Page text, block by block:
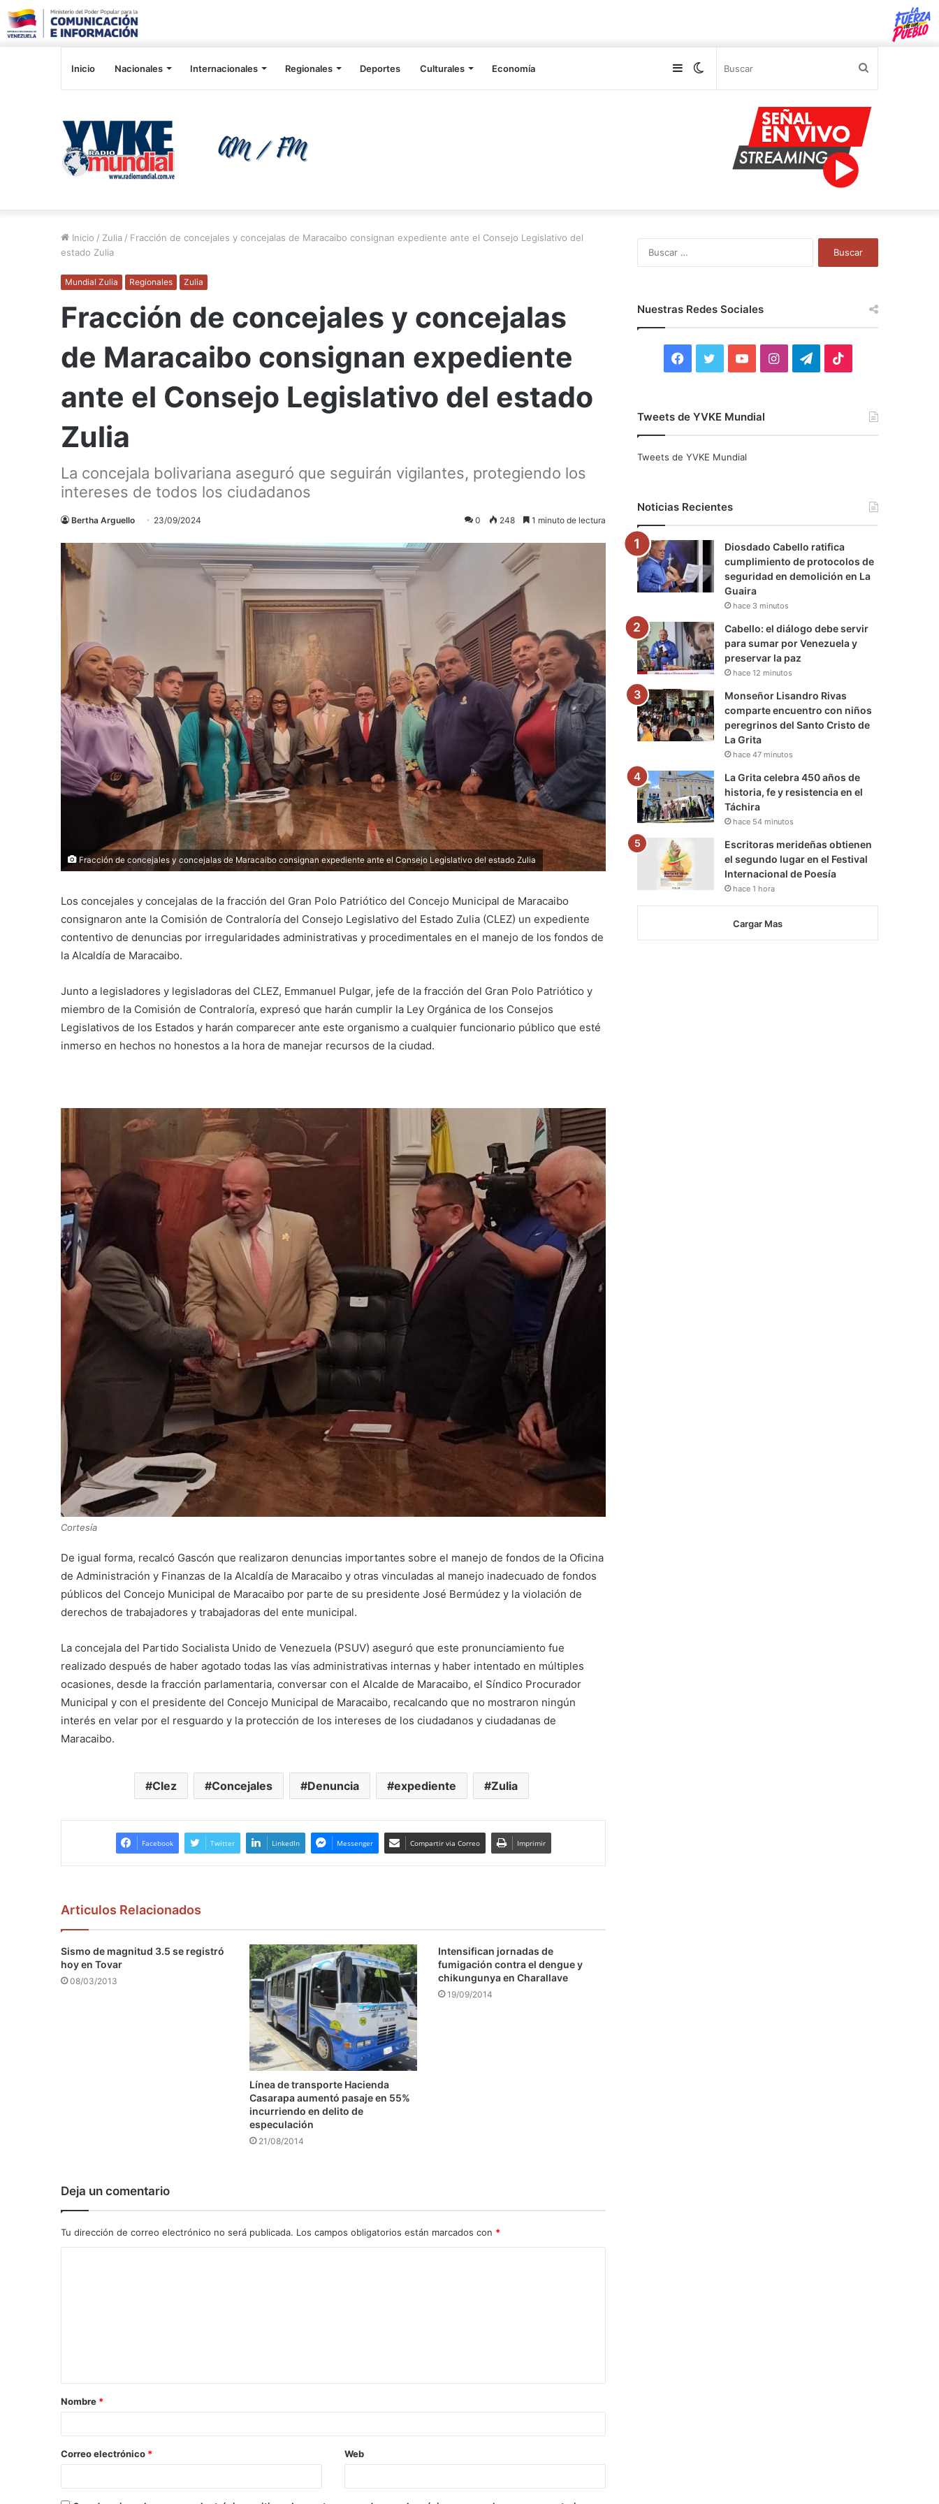
Inicio Nacionales Internacionales Regionales Deportes Culturales Economía Switch
Sidebar
Inicio / Zulia / Fracción de concejales y concejalas de Maracaibo consignan expediente ante el Consejo Legislativo del
estado Zulia
Mundial Zulia Regionales Zulia
Fracción de concejales y concejalas
de Maracaibo consignan expediente
ante el Consejo Legislativo del estado
Zulia
La concejala bolivariana aseguró que seguirán vigilantes, protegiendo los
intereses de todos los ciudadanos
Bertha Arguello 23/09/2024 0 248 1 minuto de lectura
Fracción de concejales y concejalas de Maracaibo consignan expediente ante el Consejo Legislativo del estado Zulia
Los concejales y concejalas de la fracción del Gran Polo Patriótico del Concejo Municipal de Maracaibo
consignaron ante la Comisión de Contraloría del Consejo Legislativo del Estado Zulia (CLEZ) un expediente
contentivo de denuncias por irregularidades administrativas y procedimentales en el manejo de los fondos de
la Alcaldía de Maracaibo.
Junto a legisladores y legisladoras del CLEZ, Emmanuel Pulgar, jefe de la fracción del Gran Polo Patriótico y
miembro de la Comisión de Contraloría, expresó que harán cumplir la Ley Orgánica de los Consejos
Legislativos de los Estados y harán comparecer ante este organismo a cualquier funcionario público que esté
inmerso en hechos no honestos a la hora de manejar recursos de la ciudad.
Cortesía
De igual forma, recalcó Gascón que realizaron denuncias importantes sobre el manejo de fondos de la Oficina
de Administración y Finanzas de la Alcaldía de Maracaibo y otras vinculadas al manejo inadecuado de fondos
públicos del Concejo Municipal de Maracaibo por parte de su presidente José Bermúdez y la violación de
derechos de trabajadores y trabajadoras del ente municipal.
La concejala del Partido Socialista Unido de Venezuela (PSUV) aseguró que este pronunciamiento fue
realizado después de haber agotado todas las vías administrativas internas y haber intentado en múltiples
ocasiones, desde la fracción parlamentaria, conversar con el Alcalde de Maracaibo, el Síndico Procurador
Municipal y con el presidente del Concejo Municipal de Maracaibo, recalcando que no mostraron ningún
interés en velar por el resguardo y la protección de los intereses de los ciudadanos y ciudadanas de
Maracaibo.
Clez Concejales Denuncia expediente Zulia
Facebook Twitter LinkedIn Messenger Compartir via Correo Imprimir
Articulos Relacionados
Sismo de magnitud 3.5 se registró
hoy en Tovar
08/03/2013
Línea de transporte Hacienda
Casarapa aumentó pasaje en 55%
incurriendo en delito de
especulación
21/08/2014
Intensifican jornadas de
fumigación contra el dengue y
chikungunya en Charallave
19/09/2014
Deja un comentario
Tu dirección de correo electrónico no será publicada. Los campos obligatorios están marcados con *
a
r
*
Nombre *
Correo electrónico * Web
Nuestras Redes Sociales
F
c
o
k
i
r
Y
u
e
I
r
a
m
T
a
m
Tweets de YVKE Mundial
Tweets de YVKE Mundial
Noticias Recientes
Diosdado Cabello ratifica
cumplimiento de protocolos de
seguridad en demolición en La
Guaira
hace 3 minutos
Cabello: el diálogo debe servir
para sumar por Venezuela y
preservar la paz
hace 12 minutos
Monseñor Lisandro Rivas
comparte encuentro con niños
peregrinos del Santo Cristo de
La Grita
hace 47 minutos
La Grita celebra 450 años de
historia, fe y resistencia en el
Táchira
hace 54 minutos
Escritoras merideñas obtienen
el segundo lugar en el Festival
Internacional de Poesía
hace 1 hora
Cargar Mas